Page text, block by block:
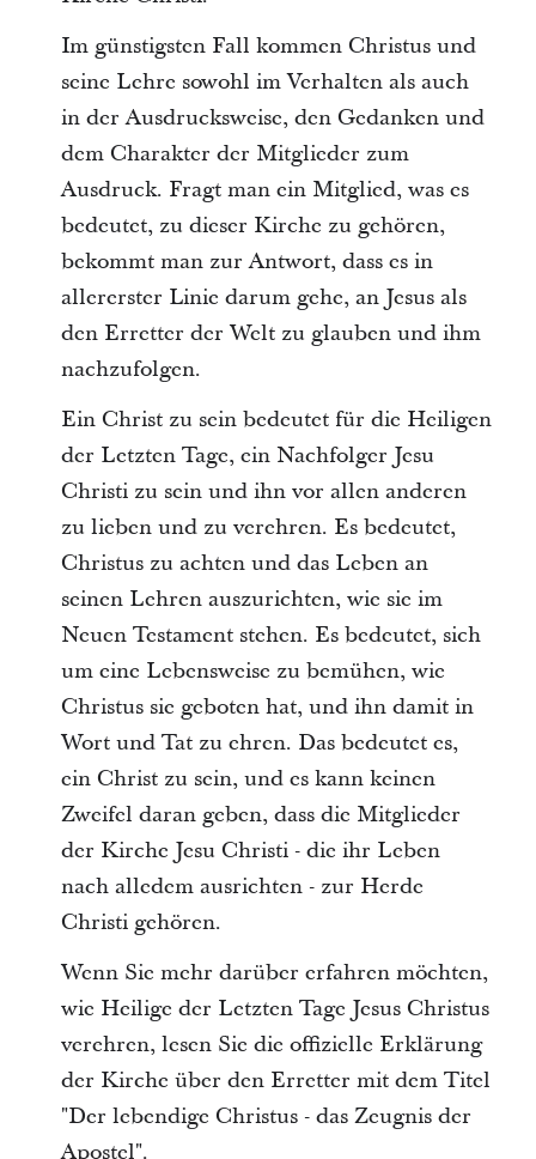
Im günstigsten Fall kommen Christus und
seine Lehre sowohl im Verhalten als auch
in der Ausdrucksweise, den Gedanken und
dem Charakter der Mitglieder zum
Ausdruck. Fragt man ein Mitglied, was es
bedeutet, zu dieser Kirche zu gehören,
bekommt man zur Antwort, dass es in
allererster Linie darum gehe, an Jesus als
den Erretter der Welt zu glauben und ihm
nachzufolgen.
Ein Christ zu sein bedeutet für die Heiligen
der Letzten Tage, ein Nachfolger Jesu
Christi zu sein und ihn vor allen anderen
zu lieben und zu verehren. Es bedeutet,
Christus zu achten und das Leben an
seinen Lehren auszurichten, wie sie im
Neuen Testament stehen. Es bedeutet, sich
um eine Lebensweise zu bemühen, wie
Christus sie geboten hat, und ihn damit in
Wort und Tat zu ehren. Das bedeutet es,
ein Christ zu sein, und es kann keinen
Zweifel daran geben, dass die Mitglieder
der Kirche Jesu Christi - die ihr Leben
nach alledem ausrichten - zur Herde
Christi gehören.
Wenn Sie mehr darüber erfahren möchten,
wie Heilige der Letzten Tage Jesus Christus
verehren, lesen Sie die offizielle Erklärung
der Kirche über den Erretter mit dem Titel
"Der lebendige Christus - das Zeugnis der
Apostel".